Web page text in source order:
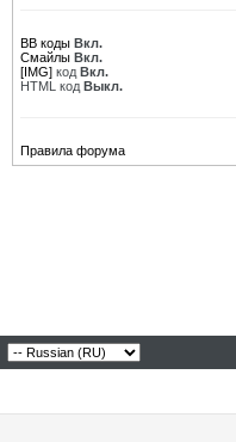
BB коды Вкл.
Смайлы Вкл.
[IMG] код Вкл.
HTML код Выкл.
Правила форума